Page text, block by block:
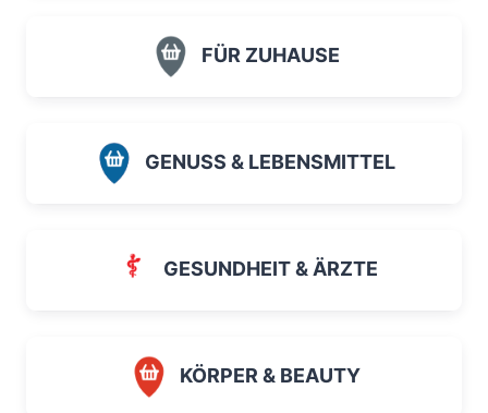
FÜR ZUHAUSE
GENUSS & LEBENSMITTEL
GESUNDHEIT & ÄRZTE
KÖRPER & BEAUTY